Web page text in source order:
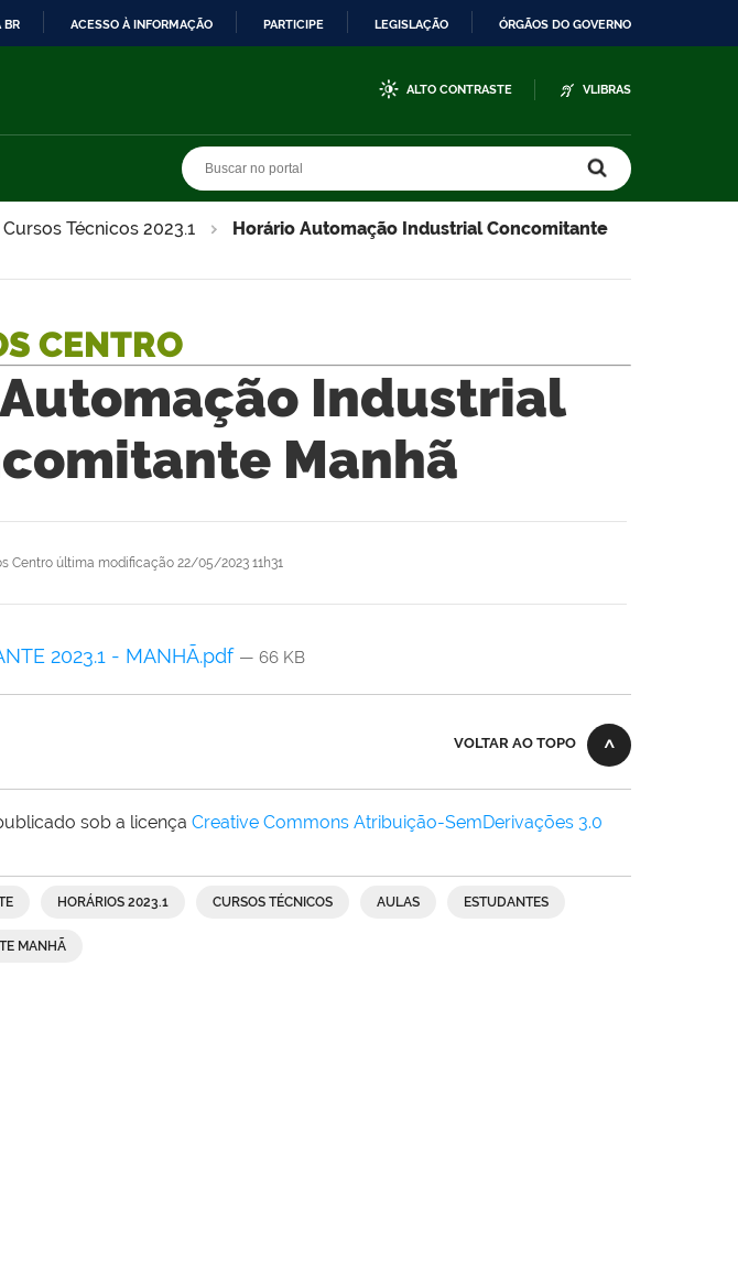
BR ACESSO À INFORMAÇÃO PARTICIPE LEGISLAÇÃO ÓRGÃOS DO GOVERNO
ALTO CONTRASTE VLIBRAS
Técnicos 2023.1
Horário Automação Industrial Concomitante
CENTRO
Industrial
Manhã
Centro última modificação 22/05/2023 11h31
2023.1 - MANHÃ.pdf — 66 KB
VOLTAR AO TOPO
sob a licença Creative Commons Atribuição-SemDerivações 3.0
HORÁRIOS 2023.1 CURSOS TÉCNICOS AULAS ESTUDANTES
MANHÃ